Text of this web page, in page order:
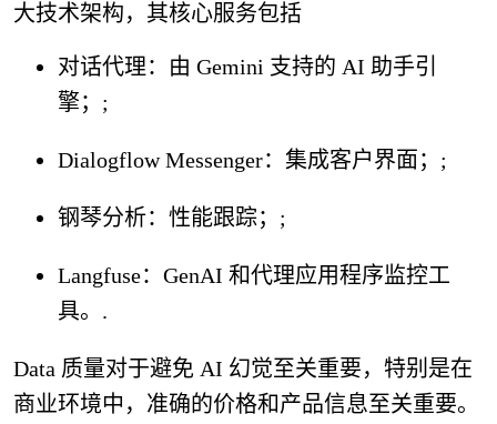
大技术架构，其核心服务包括
对话代理：由 Gemini 支持的 AI 助手引
擎；;
Dialogflow Messenger：集成客户界面；;
钢琴分析：性能跟踪；;
Langfuse：GenAI 和代理应用程序监控工
具。.
Data 质量对于避免 AI 幻觉至关重要，特别是在
商业环境中，准确的价格和产品信息至关重要。